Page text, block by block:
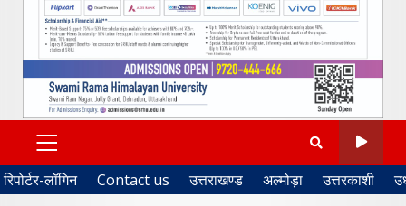
PRIMARY
MENU
रिपोर्टर-लॉगिन Contact us उत्तराखण्ड अल्मोड़ा उत्तरकाशी